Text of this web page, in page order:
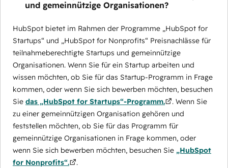
und gemeinnützige Organisationen?
HubSpot bietet im Rahmen der Programme „HubSpot for
Startups“ und „HubSpot for Nonprofits“ Preisnachlässe für
teilnahmeberechtigte Startups und gemeinnützige
Organisationen. Wenn Sie für ein Startup arbeiten und
wissen möchten, ob Sie für das Startup-Programm in Frage
kommen, oder wenn Sie sich bewerben möchten, besuchen
Sie das „HubSpot for Startups“-Programm.
. Wenn Sie
zu einer gemeinnützigen Organisation gehören und
feststellen möchten, ob Sie für das Programm für
gemeinnützige Organisationen in Frage kommen, oder
wenn Sie sich bewerben möchten, besuchen Sie „HubSpot
for Nonprofits“.
.